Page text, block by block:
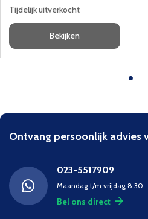
Tijdelijk uitverkocht
Bekijken
Ontvang persoonlijk advies
023-5517909
Maandag t/m vrijdag 8.30 -
Bel ons direct